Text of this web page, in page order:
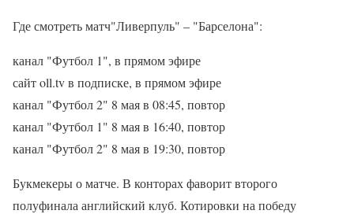
Где смотреть матч"Ливерпуль" – "Барселона":
канал "Футбол 1", в прямом эфире
сайт oll.tv в подписке, в прямом эфире
канал "Футбол 2" 8 мая в 08:45, повтор
канал "Футбол 1" 8 мая в 16:40, повтор
канал "Футбол 2" 8 мая в 19:30, повтор
Букмекеры о матче. В конторах фаворит второго
полуфинала английский клуб. Котировки на победу